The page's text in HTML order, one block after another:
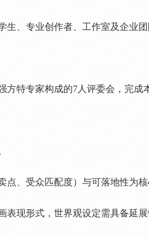
专业创作者、工作室及企业团
专家构成的7人评委会，完成
点、受众匹配度）与可落地性为
表现形式，世界观设定需具备延